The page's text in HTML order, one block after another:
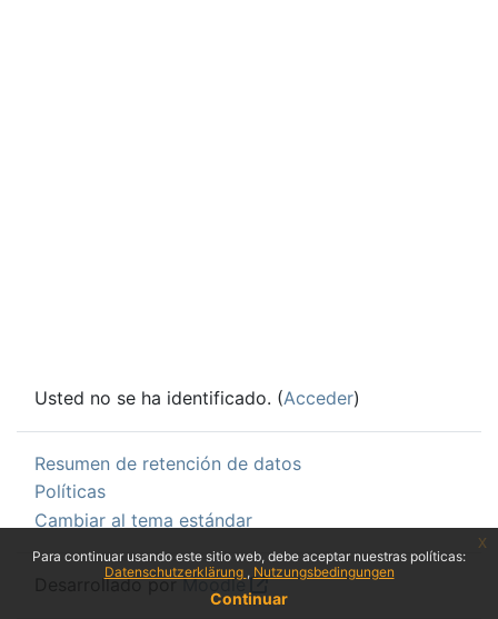
Para continuar usando este sitio web, debe aceptar nuestras políticas:
Datenschutzerklärung
Nutzungsbedingungen
Continuar
x
Usted no se ha identificado. (Acceder)
Resumen de retención de datos
Políticas
Cambiar al tema estándar
Desarrollado porMoodle